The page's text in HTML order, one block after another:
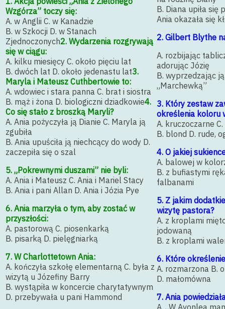
Wzgórza” toczy się:
A. w Anglii C. w Kanadzie
B. w Szkocji D. w Stanach
Zjednoczonych2. Wydarzenia rozgrywają
się w ciągu:
A. kilku miesięcy C. około pięciu lat
B. dwóch lat D. około jedenastu lat3.
Maryla i Mateusz Cuthbertowie to:
A. wdowiec i stara panna C. brat i siostra
B. mąż i żona D. biologiczni dziadkowie4.
Co się stało z broszką Maryli?
A. Ania pożyczyła ją Dianie C. Maryla ją
zgubiła
B. Ania upuściła ją niechcący do wody D.
zaczepiła się o szal
5. „Pokrewnymi duszami” nie byli:
A. Ania i Mateusz C. Ania i Mariel Stacy
B. Ania i pani Allan D. Ania i Józia Pye
6. Ania marzyła o tym, aby zostać w
przyszłości:
A. pastorową C. piosenkarką
B. pisarką D. pielęgniarką
7. W Charlottetown Ania:
A. kończyła szkołę elementarną C. była z
wizytą u Józefiny Barry
B. wystąpiła w koncercie charytatywnym
D. przebywała u pani Hammond
B. Diana upiła się
Ania okazała się
2. Gilbert Blythe
A. rozbijając
adorując Józię
B. wyprzedzając
„Marchewką”
3. Który zestaw
określenia koloru
A. kruczoczarne
B. blond D. rude,
4. O jakiej
A. balowej w
B. z bufiastymi
falbanami
5. Z jakim
wizytę pastora?
A. z kroplami
jodowaną
B. z kroplami
6. Które
A. rozmarzona B.
D. małomówna
7. Ania
A. „W Avonlea